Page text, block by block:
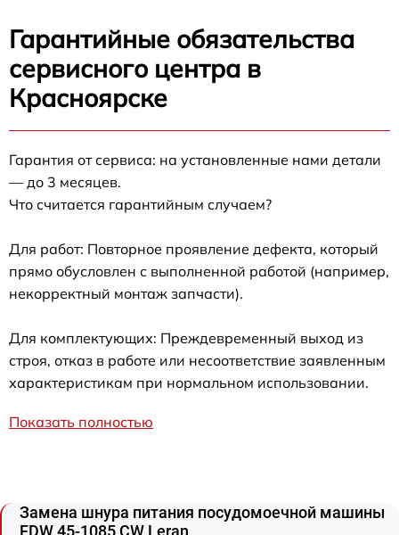
Гарантийные обязательства
сервисного центра в
Красноярске
Гарантия от сервиса: на установленные нами детали
— до 3 месяцев.
Что считается гарантийным случаем?
Для работ: Повторное проявление дефекта, который
прямо обусловлен с выполненной работой (например,
некорректный монтаж запчасти).
Для комплектующих: Преждевременный выход из
строя, отказ в работе или несоответствие заявленным
характеристикам при нормальном использовании.
Показать полностью
Замена шнура питания посудомоечной машины